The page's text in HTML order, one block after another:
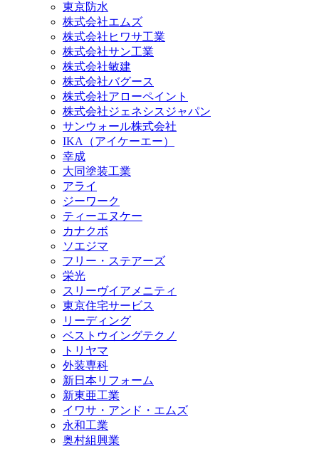
東京防水
株式会社エムズ
株式会社ヒワサ工業
株式会社サン工業
株式会社敏建
株式会社バグース
株式会社アローペイント
株式会社ジェネシスジャパン
サンウォール株式会社
IKA（アイケーエー）
幸成
大同塗装工業
アライ
ジーワーク
ティーエヌケー
カナクボ
ソエジマ
フリー・ステアーズ
栄光
スリーヴイアメニティ
東京住宅サービス
リーディング
ベストウイングテクノ
トリヤマ
外装専科
新日本リフォーム
新東亜工業
イワサ・アンド・エムズ
永和工業
奥村組興業